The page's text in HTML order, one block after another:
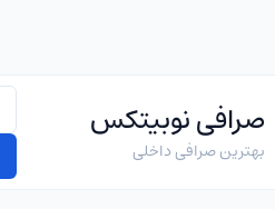
صرافی نوبیتکس
بهترین صرافی داخلی